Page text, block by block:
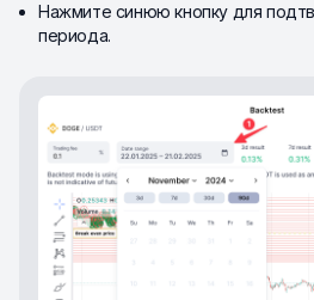
Нажмите синюю кнопку для
периода.